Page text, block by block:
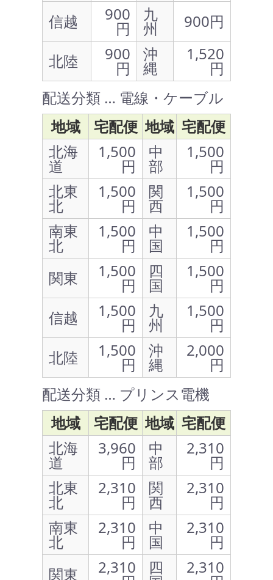
信越
900
円
九
州
900円
北陸
900
円
沖
縄
1,520
円
配送分類 … 電線・ケーブル
地域
宅配便 地域 宅配便
北海
道
1,500
円
中
部
1,500
円
北東
北
1,500
円
関
西
1,500
円
南東
北
1,500
円
中
国
1,500
円
関東
1,500
円
四
国
1,500
円
信越
1,500
円
九
州
1,500
円
北陸
1,500
円
沖
縄
2,000
円
配送分類 … プリンス電機
地域
宅配便 地域 宅配便
北海
道
3,960
円
中
部
2,310
円
北東
北
2,310
円
関
西
2,310
円
南東
北
2,310
円
中
国
2,310
円
関東
2,310 四 2,310